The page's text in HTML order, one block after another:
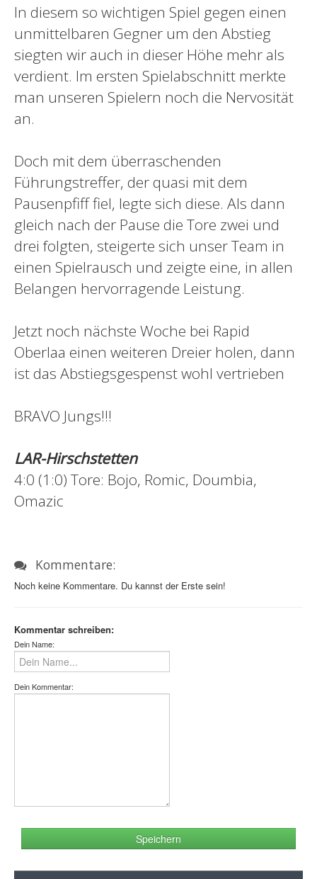
In diesem so wichtigen Spiel gegen einen
unmittelbaren Gegner um den Abstieg
siegten wir auch in dieser Höhe mehr als
verdient. Im ersten Spielabschnitt merkte
man unseren Spielern noch die Nervosität
an.
Doch mit dem überraschenden
Führungstreffer, der quasi mit dem
Pausenpfiff fiel, legte sich diese. Als dann
gleich nach der Pause die Tore zwei und
drei folgten, steigerte sich unser Team in
einen Spielrausch und zeigte eine, in allen
Belangen hervorragende Leistung.
Jetzt noch nächste Woche bei Rapid
Oberlaa einen weiteren Dreier holen, dann
ist das Abstiegsgespenst wohl vertrieben
BRAVO Jungs!!!
LAR-Hirschstetten
4:0 (1:0) Tore: Bojo, Romic, Doumbia,
Omazic
Kommentare:
Noch keine Kommentare. Du kannst der Erste sein!
Kommentar schreiben:
Dein Name:
Dein Kommentar:
Speichern